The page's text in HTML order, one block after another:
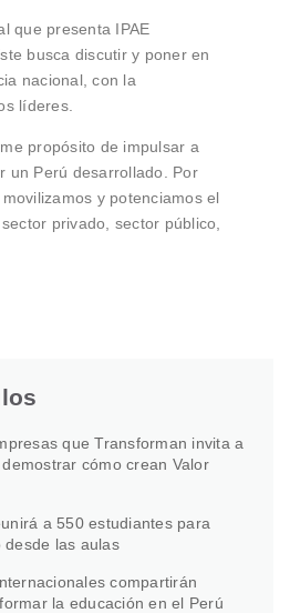
que presenta IPAE
busca discutir y poner en
nacional, con la
líderes.
propósito de impulsar a
un Perú desarrollado. Por
y potenciamos el
privado, sector público,
que Transforman invita a
cómo crean Valor
a 550 estudiantes para
las aulas
compartirán
la educación en el Perú